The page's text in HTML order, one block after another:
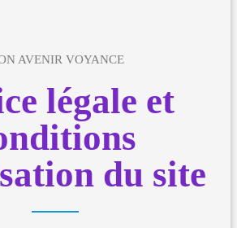
AVENIR VOYANCE
légale et
du site